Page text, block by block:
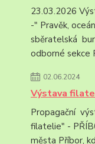
23.03.2026
-" Pravěk,
sběratelská
odborné sekce
02.06.2024
Výstava
Propagační
filatelie" -
města Příbor,